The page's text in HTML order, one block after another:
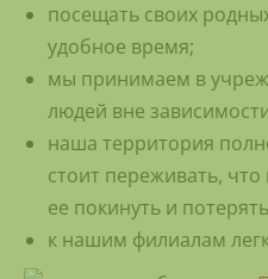
посещать своих
удобное время;
мы принимаем в
людей вне
наша территория
стоит переживать,
ее покинуть и
к нашим филиалам